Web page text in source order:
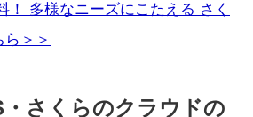
多様なニーズにこたえる さく
＞＞
さくらのクラウドの